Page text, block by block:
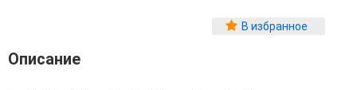
В избранное
Описание